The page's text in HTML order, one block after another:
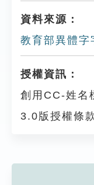
資料來源：
教育部異體字
授權資訊：
創用CC-姓名
3.0版授權條